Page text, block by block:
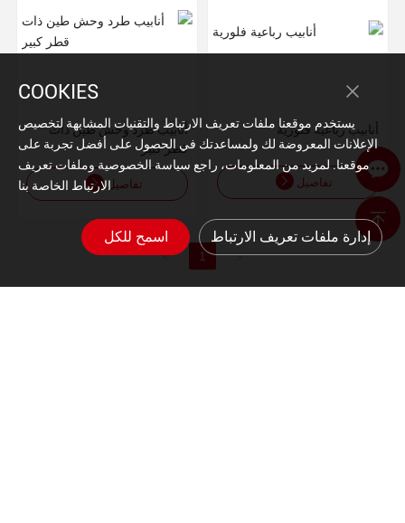
أنابيب رباعية فلورية
تفاصيل
أنابيب طرد وحش طين ذات
قطر كبير
تفاصيل
<
1
>
COOKIES
يستخدم موقعنا ملفات تعريف الارتباط والتقنيات المشابهة لتخصيص
الإعلانات المعروضة لك ولمساعدتك في الحصول على أفضل تجربة على
موقعنا. لمزيد من المعلومات، راجع سياسة الخصوصية وملفات تعريف
الارتباط الخاصة بنا
إدارة ملفات تعريف الارتباط اسمح للكل